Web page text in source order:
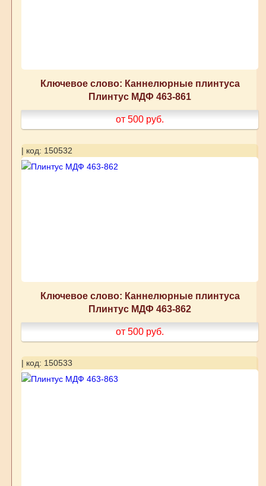
Ключевое слово: Каннелюрные плинтуса
Плинтус МДФ 463-861
от 500 руб.
| код: 150532
Ключевое слово: Каннелюрные плинтуса
Плинтус МДФ 463-862
от 500 руб.
| код: 150533